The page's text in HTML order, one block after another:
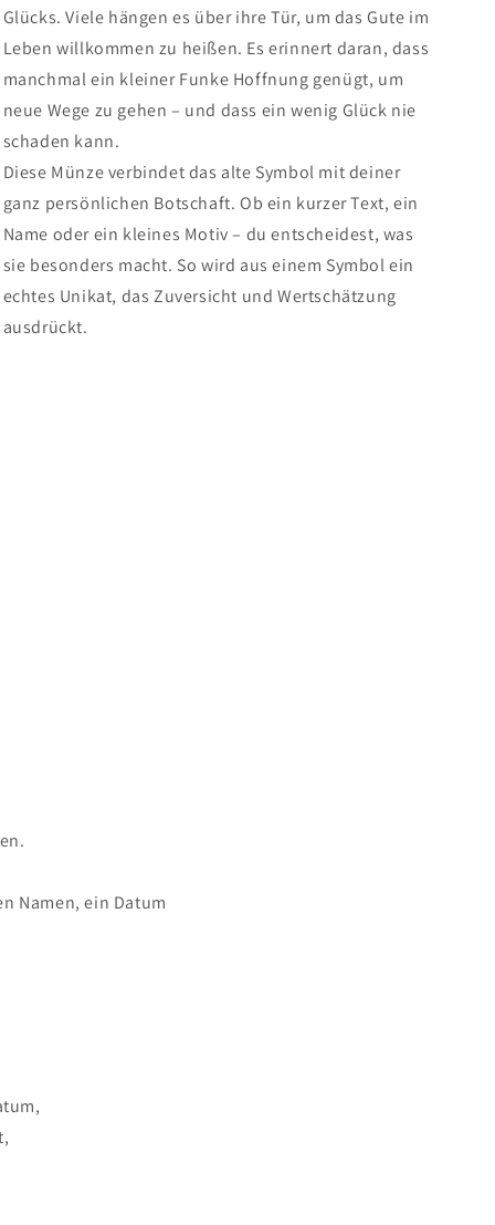
Glücks. Viele hängen es über ihre Tür, um das Gute im
Leben willkommen zu heißen. Es erinnert daran, dass
manchmal ein kleiner Funke Hoffnung genügt, um
neue Wege zu gehen – und dass ein wenig Glück nie
schaden kann.
Diese Münze verbindet das alte Symbol mit deiner
ganz persönlichen Botschaft. Ob ein kurzer Text, ein
Name oder ein kleines Motiv – du entscheidest, was
sie besonders macht. So wird aus einem Symbol ein
echtes Unikat, das Zuversicht und Wertschätzung
ausdrückt.
Namen, ein Datum